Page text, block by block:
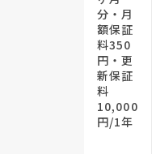
分・月
額保証
料350
円・更
新保証
料
10,000
円/1年